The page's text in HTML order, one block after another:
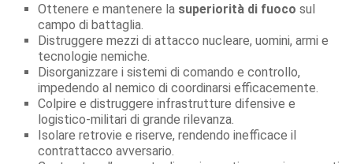
Ottenere e mantenere la superiorità di fuoco sul
campo di battaglia.
Distruggere mezzi di attacco nucleare, uomini, armi e
tecnologie nemiche.
Disorganizzare i sistemi di comando e controllo,
impedendo al nemico di coordinarsi efficacemente.
Colpire e distruggere infrastrutture difensive e
logistico-militari di grande rilevanza.
Isolare retrovie e riserve, rendendo inefficace il
contrattacco avversario.